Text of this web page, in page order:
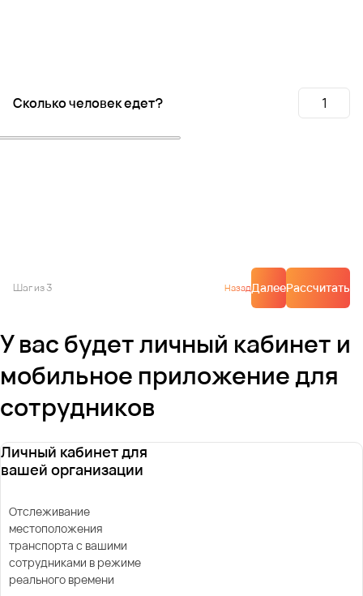
Сколько человек едет?
Шагиз 3 НазадДалееРассчитать
У вас будет личный кабинет и
мобильное приложение для
сотрудников
Личный кабинет для
вашей организации
Отслеживание
местоположения
транспорта с вашими
сотрудниками в режиме
реального времени